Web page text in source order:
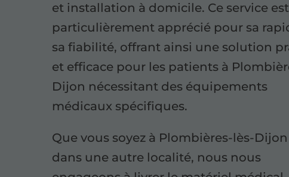
et installation à domicile. Ce service est
particulièrement apprécié pour sa
sa fiabilité, offrant ainsi une solution
et efficace pour les patients à
Dijon nécessitant des équipements
médicaux spécifiques.
Que vous soyez à Plombières-lès-
dans une autre localité, nous nous